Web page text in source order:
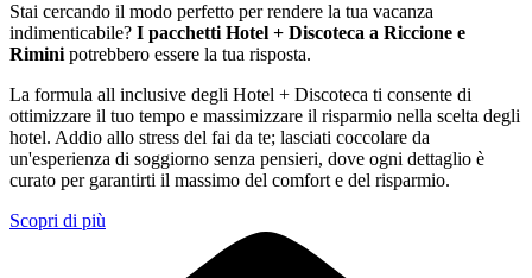
Stai cercando il modo perfetto per rendere la tua vacanza
indimenticabile? I pacchetti Hotel + Discoteca a Riccione e
Rimini potrebbero essere la tua risposta.
La formula all inclusive degli Hotel + Discoteca ti consente di
ottimizzare il tuo tempo e massimizzare il risparmio nella scelta degli
hotel. Addio allo stress del fai da te; lasciati coccolare da
un'esperienza di soggiorno senza pensieri, dove ogni dettaglio è
curato per garantirti il massimo del comfort e del risparmio.
Scopri di più